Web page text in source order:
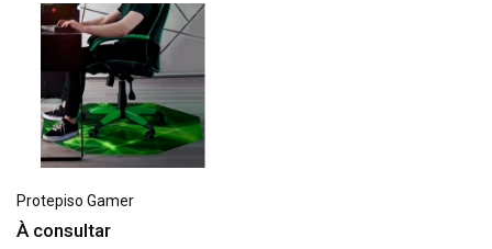
Protepiso Gamer
À consultar